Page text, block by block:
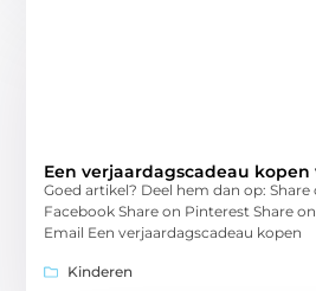
Een verjaardagscadeau
Goed artikel? Deel hem dan op:
Facebook Share on Pinterest Share
Email Een verjaardagscadeau kopen
Kinderen